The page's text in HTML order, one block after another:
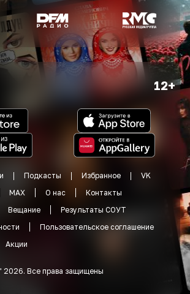
12+
Подкасты Избранное
VK
MAX О нас
Контакты
Вещание
Результаты СОУТ
Пользовательское соглашение
Акции
2026. Все права защищены